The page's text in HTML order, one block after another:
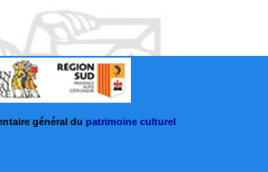
général du patrimoine culturel